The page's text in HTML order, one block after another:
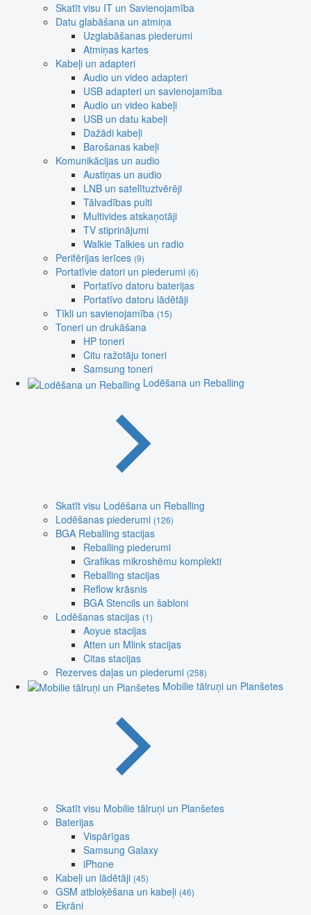
Skatīt visu IT un Savienojamība
Datu glabāšana un atmiņa
Uzglabāšanas piederumi
Atmiņas kartes
Kabeļi un adapteri
Audio un video adapteri
USB adapteri un savienojamība
Audio un video kabeļi
USB un datu kabeļi
Dažādi kabeļi
Barošanas kabeļi
Komunikācijas un audio
Austiņas un audio
LNB un satelītuztvērēji
Tālvadības pulti
Multivides atskaņotāji
TV stiprinājumi
Walkie Talkies un radio
Perifērijas ierīces (9)
Portatīvie datori un piederumi (6)
Portatīvo datoru baterijas
Portatīvo datoru lādētāji
Tīkli un savienojamība (15)
Toneri un drukāšana
HP toneri
Citu ražotāju toneri
Samsung toneri
Lodēšana un Reballing
Skatīt visu Lodēšana un Reballing
Lodēšanas piederumi (126)
BGA Reballing stacijas
Reballing piederumi
Grafikas mikroshēmu komplekti
Reballing stacijas
Reflow krāsnis
BGA Stencils un šabloni
Lodēšanas stacijas (1)
Aoyue stacijas
Atten un Mlink stacijas
Citas stacijas
Rezerves daļas un piederumi (258)
Mobilie tālruņi un Planšetes
Skatīt visu Mobilie tālruņi un Planšetes
Baterijas
Vispārīgas
Samsung Galaxy
iPhone
Kabeļi un lādētāji (45)
GSM atbloķēšana un kabeļi (46)
Ekrāni